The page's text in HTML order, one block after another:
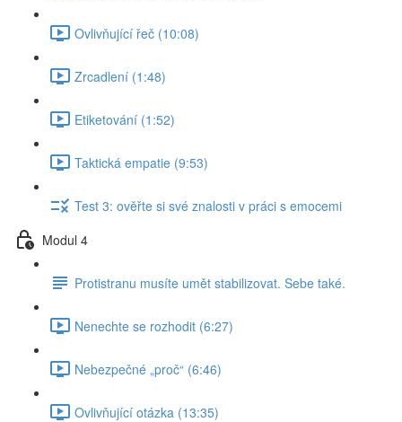
Ovlivňující řeč (10:08)
Zrcadlení (1:48)
Etiketování (1:52)
Taktická empatie (9:53)
Test 3: ověřte si své znalosti v práci s emocemi
Modul 4
Protistranu musíte umět stabilizovat. Sebe také.
Nenechte se rozhodit (6:27)
Nebezpečné „proč“ (6:46)
Ovlivňující otázka (13:35)